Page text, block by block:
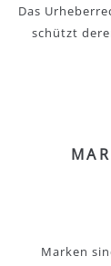
Das
schützt
Marken